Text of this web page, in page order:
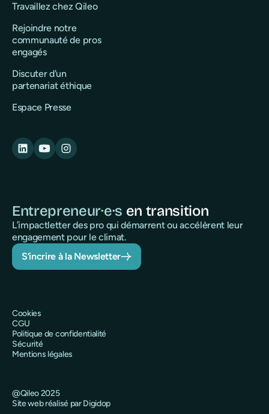
Travaillez chez Qileo
Rejoindre notre
communauté de pros
engagés
Discuter d'un
partenariat éthique
Espace Presse
Entrepreneur·e·s en transition
L’impactletter des pro qui démarrent ou accélèrent leur
engagement pour le climat.
S’incrire à la Newsletter
@Qileo 2025
Site web réalisé par Digidop
Cookies
CGU
Politique de confidentialité
Sécurité
Mentions légales